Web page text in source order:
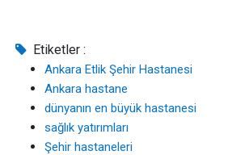
Etiketler :
Ankara Etlik Şehir Hastanesi
Ankara hastane
dünyanın en büyük hastanesi
sağlık yatırımları
Şehir hastaneleri